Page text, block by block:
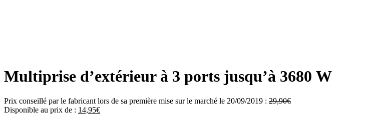
Multiprise d’extérieur à 3 ports jusqu’à 3680 W
Prix conseillé par le fabricant lors de sa première mise sur le marché le 20/09/2019 : 29,90€
Disponible au prix de : 14,95€